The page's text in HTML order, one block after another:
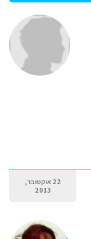
22 אוקטובר,
2013